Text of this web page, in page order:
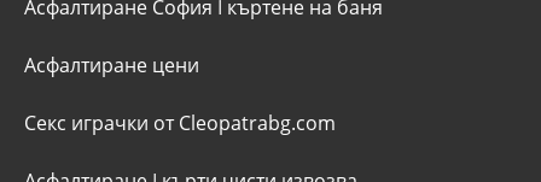
Асфалтиране София I къртене на баня
Асфалтиране цени
Секс играчки от Cleopatrabg.com